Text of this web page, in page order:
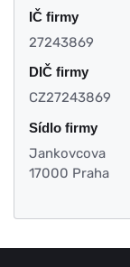
IČ firmy
27243869
DIČ firmy
CZ27243869
Sídlo firmy
Jankovcova
17000 Praha